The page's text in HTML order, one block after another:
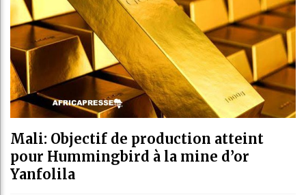
Bénin :
Aliko
Mali: Objectif de production atteint
pour Hummingbird à la mine d’or
Yanfolila